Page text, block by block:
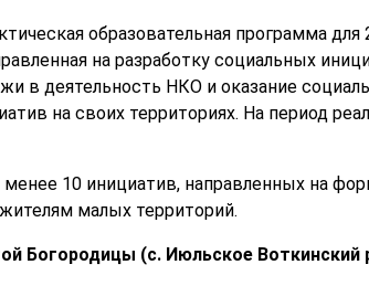
образовательная программа
на разработку социальных
в деятельность НКО и оказание
на своих территориях. На период
менее 10 инициатив, направленных на
малых территорий.
Богородицы (с. Июльское Воткинский